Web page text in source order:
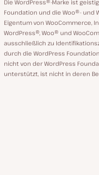
Die WordPress®-Marke ist
Foundation und die Woo®- und
Eigentum von WooCommerce,
WordPress®, Woo® und
ausschließlich zu
durch die WordPress
nicht von der WordPress
unterstützt, ist nicht in deren